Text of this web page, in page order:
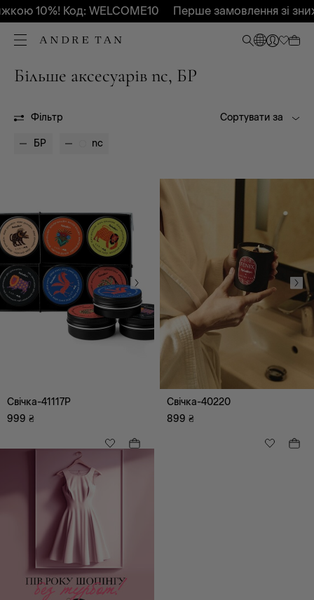
10%! Код: WELCOME10 Перше замовлення зі
Більше аксесуарів nc, БР
Фільтр
Всі
Весна - Літо 2025
Без сезону
Головні убори,
комплекти
Рукавички, мітенки
Сортувати за
БР nc
Свічка-41117P
999 ₴
Свічка-40220
899 ₴